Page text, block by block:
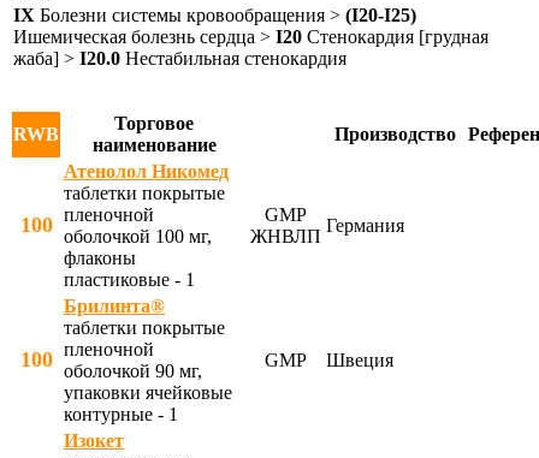
IX Болезни системы кровообращения > (I20-I25)
Ишемическая болезнь сердца > I20 Стенокардия [грудная
жаба] > I20.0 Нестабильная стенокардия
RWB
Торговое
наименование
Производство
100
Атенолол Никомед
таблетки покрытые
пленочной
оболочкой 100 мг,
флаконы
пластиковые - 1
GMP
ЖНВЛП
Германия
100
Брилинта®
таблетки покрытые
пленочной
оболочкой 90 мг,
упаковки ячейковые
контурные - 1
GMP Швеция
Изокет